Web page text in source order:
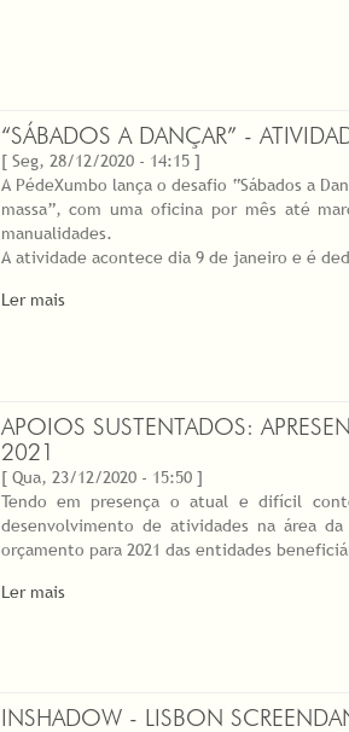
“SÁBADOS A DANÇAR” -
[ Seg, 28/12/2020 - 14:15 ]
A PédeXumbo lança o desafio “Sábados a
massa”, com uma oficina por mês até
manualidades.
A atividade acontece dia 9 de janeiro e é
Ler mais
APOIOS SUSTENTADOS:
2021
[ Qua, 23/12/2020 - 15:50 ]
Tendo em presença o atual e difícil
desenvolvimento de atividades na área
orçamento para 2021 das entidades
Ler mais
INSHADOW - LISBON